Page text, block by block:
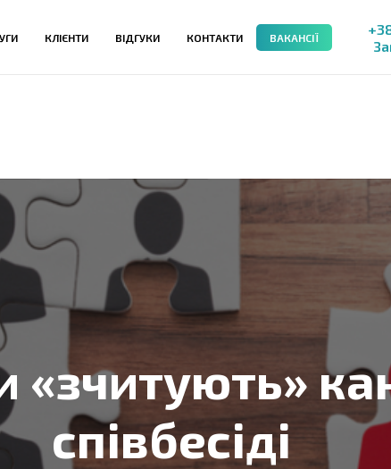
КЛІЄНТИ ВІДГУКИ КОНТАКТИ ВАКАНСІЇ
«зчитують»
співбесіді